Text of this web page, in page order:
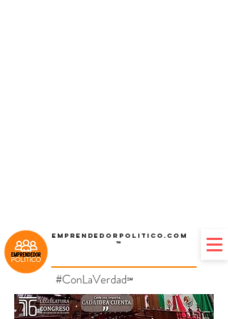
Emprendedorpolitico.com
™
#ConLaVerdad℠